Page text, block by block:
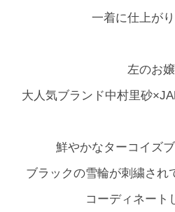
一着に仕上がり
左のお
大人気ブランド中村里砂
鮮やかなターコイズ
ブラックの雪輪が刺繍され
コーディネート